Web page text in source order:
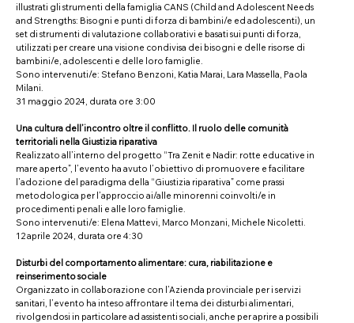
illustrati gli strumenti della famiglia CANS (Child and Adolescent Needs
and Strengths: Bisogni e punti di forza di bambini/e ed adolescenti), un
set di strumenti di valutazione collaborativi e basati sui punti di forza,
utilizzati per creare una visione condivisa dei bisogni e delle risorse di
bambini/e, adolescenti e delle loro famiglie.
Sono intervenuti/e: Stefano Benzoni, Katia Marai, Lara Massella, Paola
Milani.
31 maggio 2024, durata ore 3:00
Una cultura dell’incontro oltre il conflitto. Il ruolo delle comunità
territoriali nella Giustizia riparativa
Realizzato all’interno del progetto “Tra Zenit e Nadir: rotte educative in
mare aperto”, l’evento ha avuto l’obiettivo di promuovere e facilitare
l’adozione del paradigma della “Giustizia riparativa” come prassi
metodologica per l’approccio ai/alle minorenni coinvolti/e in
procedimenti penali e alle loro famiglie.
Sono intervenuti/e: Elena Mattevi, Marco Monzani, Michele Nicoletti.
12 aprile 2024, durata ore 4:30
Disturbi del comportamento alimentare: cura, riabilitazione e
reinserimento sociale
Organizzato in collaborazione con l’Azienda provinciale per i servizi
sanitari, l’evento ha inteso affrontare il tema dei disturbi alimentari,
rivolgendosi in particolare ad assistenti sociali, anche per aprire a possibili